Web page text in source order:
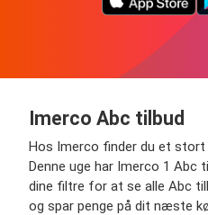
Imerco Abc tilbud
Hos Imerco finder du et
Denne uge har Imerco 1 Abc
dine filtre for at se alle Abc
og spar penge på dit næste